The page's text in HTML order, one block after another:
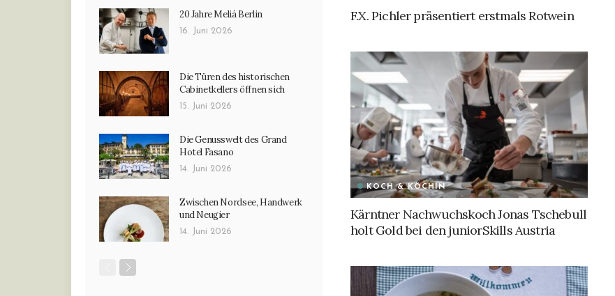
F.X. Pichler präsentiert erstmals Rotwein
KOCH & KÖCHIN
Kärntner Nachwuchskoch Jonas Tschebull
holt Gold bei den juniorSkills Austria
20 Jahre Meliá Berlin
16. Juni 2026
Die Türen des historischen
Cabinetkellers öffnen sich
15. Juni 2026
Die Genusswelt des Grand
Hotel Fasano
14. Juni 2026
Zwischen Nordsee, Handwerk
und Neugier
14. Juni 2026